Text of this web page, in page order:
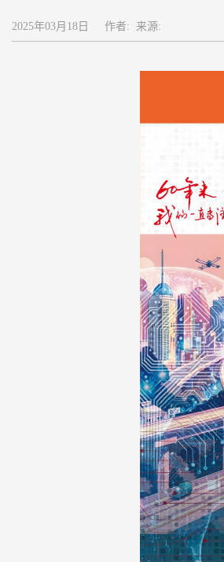
2025年03月18日 作者: 来源: